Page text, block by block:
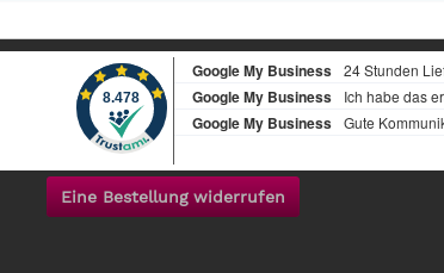
Eine Bestellung widerrufen